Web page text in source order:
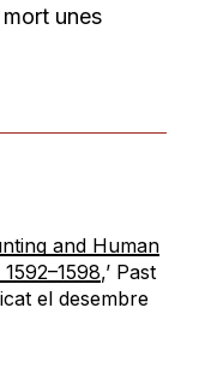
unes
and Human
,’ Past
el desembre